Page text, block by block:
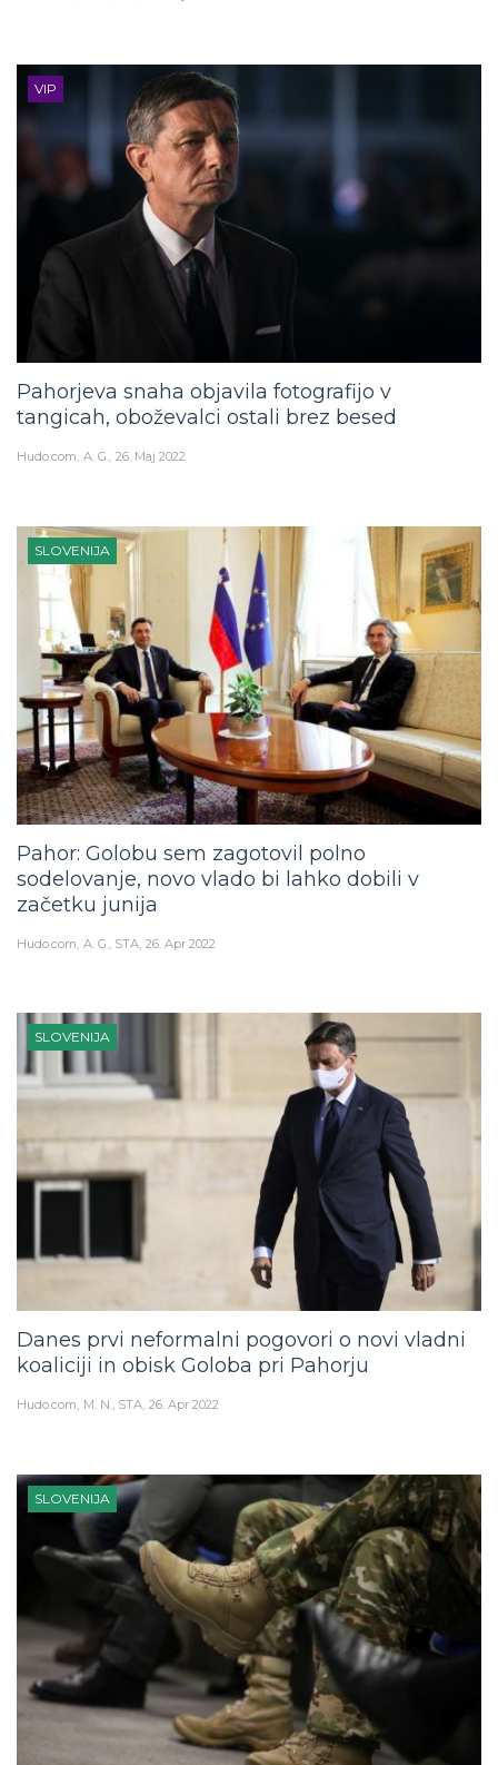
VIP
Pahorjeva snaha objavila fotografijo v
tangicah, oboževalci ostali brez besed
Hudo.com A. G. 26. Maj 2022
SLOVENIJA
Pahor: Golobu sem zagotovil polno
sodelovanje, novo vlado bi lahko dobili v
začetku junija
Hudo.com A. G., STA 26. Apr 2022
SLOVENIJA
Danes prvi neformalni pogovori o novi vladni
koaliciji in obisk Goloba pri Pahorju
Hudo.com M. N., STA 26. Apr 2022
SLOVENIJA